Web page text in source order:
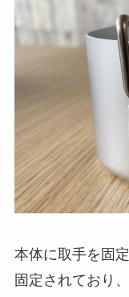
本体に取手を固
固定されており